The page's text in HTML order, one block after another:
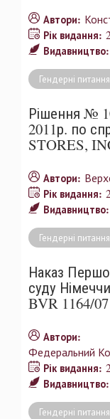
Автори:
Рік видання:
Видавництво:
Гендерні питання
Рішення №
2011р. по
STORES,
Автори:
Рік видання:
Видавництво:
Гендерні питання
Наказ
суду
BVR 1164/07
Автори:
Федеральний
Рік видання:
Видавництво:
Гендерні питання